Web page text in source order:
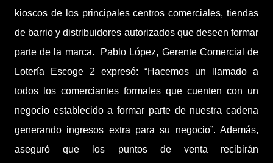
kioscos de los principales centros comerciales, tiendas
de barrio y distribuidores autorizados que deseen formar
parte de la marca.
Pablo López, Gerente Comercial de
Lotería Escoge 2 expresó: “Hacemos un llamado a
todos los comerciantes formales que cuenten con un
negocio establecido a formar parte de nuestra cadena
generando ingresos extra para su negocio”. Además,
aseguró que los puntos de venta recibirán